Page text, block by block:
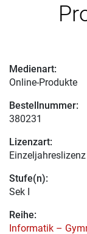
Medienart:
Online-Produkte
Bestellnummer:
380231
Lizenzart:
Stufe(n):
Sek I
Reihe:
Informatik –